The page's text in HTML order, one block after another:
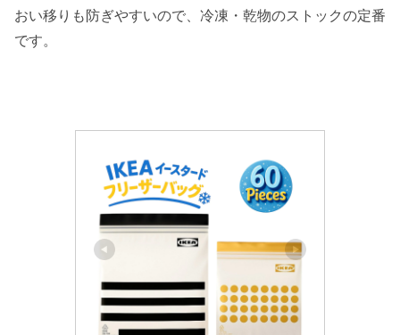
おい移りも防ぎやすいので、冷凍・乾物のストックの定番
です。